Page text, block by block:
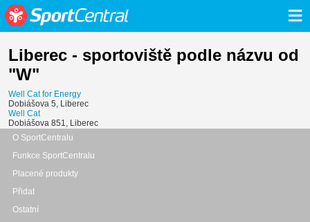
≡
Liberec - sportoviště podle názvu od
"W"
Well Cat for Energy
Dobiášova 5, Liberec
Well Cat
Dobiášova 851, Liberec
O SportCentralu
Funkce SportCentralu
Placené produkty
Přidat
Ostatní